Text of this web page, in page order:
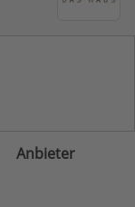
Anbieter